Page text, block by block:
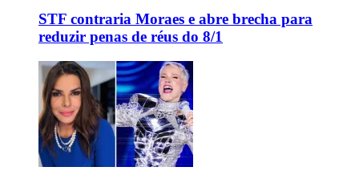
STF contraria Moraes e abre brecha para
reduzir penas de réus do 8/1